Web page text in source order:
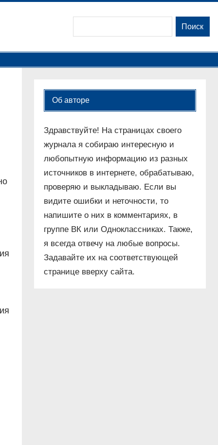
Поиск
Об авторе
Здравствуйте! На страницах своего
журнала я собираю интересную и
любопытную информацию из разных
источников в интернете, обрабатываю,
проверяю и выкладываю. Если вы
видите ошибки и неточности, то
напишите о них в комментариях, в
группе ВК или Одноклассниках. Также,
я всегда отвечу на любые вопросы.
Задавайте их на соответствующей
странице вверху сайта.